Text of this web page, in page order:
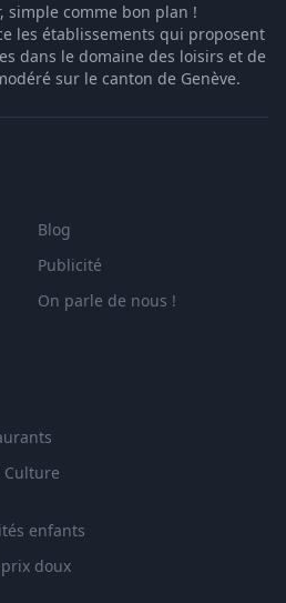
simple comme bon plan !
les établissements qui proposent
dans le domaine des loisirs et de
sur le canton de Genève.
Blog
Publicité
On parle de nous !
Culture
enfants
doux